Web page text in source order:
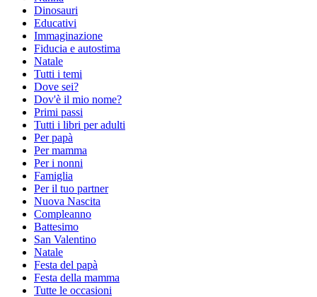
Dinosauri
Educativi
Immaginazione
Fiducia e autostima
Natale
Tutti i temi
Dove sei?
Dov'è il mio nome?
Primi passi
Tutti i libri per adulti
Per papà
Per mamma
Per i nonni
Famiglia
Per il tuo partner
Nuova Nascita
Compleanno
Battesimo
San Valentino
Natale
Festa del papà
Festa della mamma
Tutte le occasioni